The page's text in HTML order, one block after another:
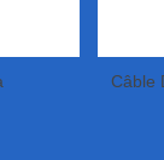
Câble